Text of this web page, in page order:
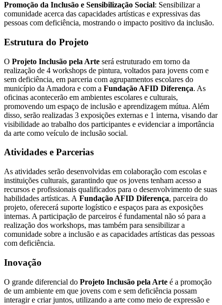
Promoção da Inclusão e Sensibilização Social: Sensibilizar a
comunidade acerca das capacidades artísticas e expressivas das
pessoas com deficiência, mostrando o impacto positivo da inclusão.
Estrutura do Projeto
O Projeto Inclusão pela Arte será estruturado em torno da
realização de 4 workshops de pintura, voltados para jovens com e
sem deficiência, em parceria com agrupamentos escolares do
município da Amadora e com a Fundação AFID Diferença. As
oficinas acontecerão em ambientes escolares e culturais,
promovendo um espaço de inclusão e aprendizagem mútua. Além
disso, serão realizadas 3 exposições externas e 1 interna, visando dar
visibilidade ao trabalho dos participantes e evidenciar a importância
da arte como veículo de inclusão social.
Atividades e Parcerias
As atividades serão desenvolvidas em colaboração com escolas e
instituições culturais, garantindo que os jovens tenham acesso a
recursos e profissionais qualificados para o desenvolvimento de suas
habilidades artísticas. A Fundação AFID Diferença, parceira do
projeto, oferecerá suporte logístico e espaços para as exposições
internas. A participação de parceiros é fundamental não só para a
realização dos workshops, mas também para sensibilizar a
comunidade sobre a inclusão e as capacidades artísticas das pessoas
com deficiência.
Inovação
O grande diferencial do Projeto Inclusão pela Arte é a promoção
de um ambiente em que jovens com e sem deficiência possam
interagir e criar juntos, utilizando a arte como meio de expressão e